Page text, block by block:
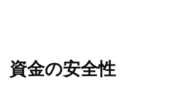
資金の安全性